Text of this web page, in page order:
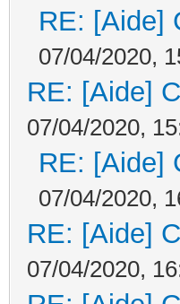
RE: [Aide]
07/04/2020,
RE: [Aide]
07/04/2020,
RE: [Aide]
07/04/2020,
RE: [Aide]
07/04/2020,